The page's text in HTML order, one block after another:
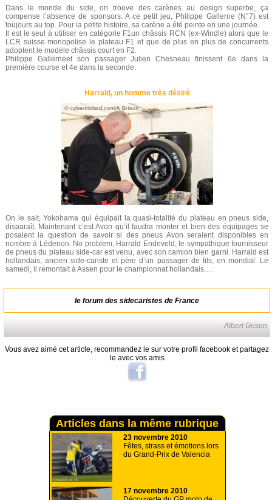
Dans le monde du side, on trouve des carènes au design superbe, ça
compense l’absence de sponsors. A ce petit jeu, Philippe Gallerne (N°7) est
toujours au top. Pour la petite histoire, sa carène a été peinte en une journée.
Il est le seul à utiliser en catégorie F1un châssis RCN (ex-Windle) alors que le
LCR suisse monopolise le plateau F1 et que de plus en plus de concurrents
adoptent le modèle châssis court en F2.
Philippe Gallerneet son passager Julien Chesneau finissent 6e dans la
première course et 4e dans la seconde.
Harrald, un homme très désiré
On le sait, Yokohama qui équipait la quasi-totalité du plateau en pneus side,
disparaît. Maintenant c’est Avon qu’il faudra monter et bien des équipages se
posaient la question de savoir si des pneus Avon seraient disponibles en
nombre à Lédenon. No problem, Harrald Endeveld, le sympathique fournisseur
de pneus du plateau side-car est venu, avec son camion bien garni. Harrald est
hollandais, ancien side-cariste et père d’un passager de fils, en mondial. Le
samedi, il remontait à Assen pour le championnat hollandais….
le forum des sidecaristes de France
Albert Grison
Vous avez aimé cet article, recommandez le sur votre profil facebook et partagez
le avec vos amis
Articles dans la même rubrique
23 novembre 2010
Fêtes, strass et émotions lors
du Grand-Prix de Valencia
17 novembre 2010